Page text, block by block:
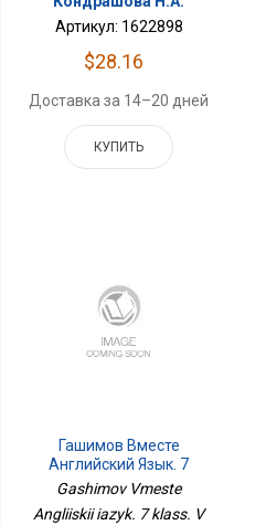
Артикул: 1622898
$28.16
Доставка за 14–20 дней
КУПИТЬ
Гашимов Вместе
Английский Язык. 7
Класс. В 2 Частях. Часть
Gashimov Vmeste
Angliiskii iazyk. 7 klass. V